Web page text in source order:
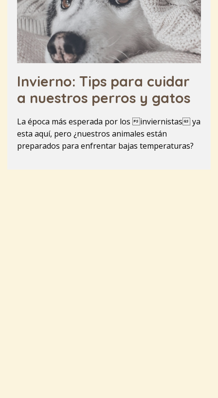
Invierno: Tips para cuidar
a nuestros perros y gatos
La época más esperada por los inviernistas ya
esta aquí, pero ¿nuestros animales están
preparados para enfrentar bajas temperaturas?